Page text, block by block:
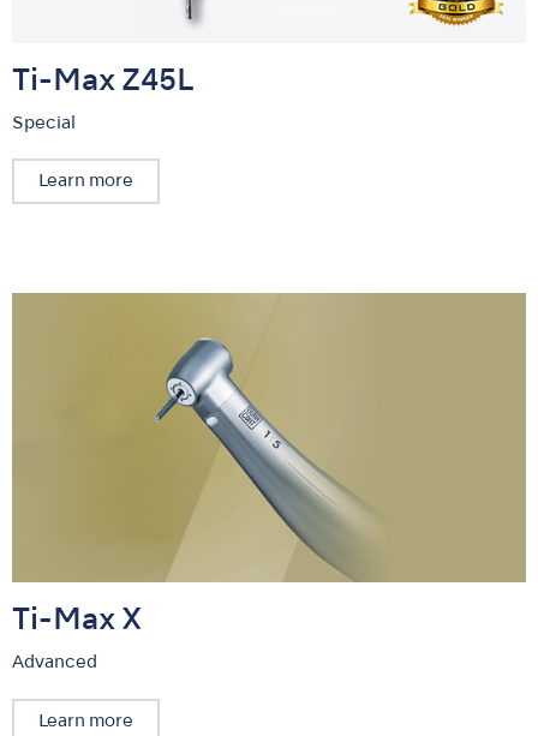
Ti-Max Z45L
Special
Learn more
Ti-Max X
Advanced
Learn more